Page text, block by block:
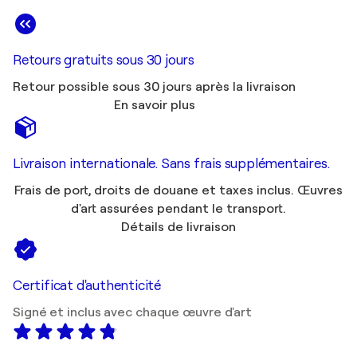
Retours gratuits sous 30 jours
Retour possible sous 30 jours après la livraison
En savoir plus
Livraison internationale. Sans frais supplémentaires.
Frais de port, droits de douane et taxes inclus. Œuvres
d'art assurées pendant le transport.
Détails de livraison
Certificat d'authenticité
Signé et inclus avec chaque œuvre d'art